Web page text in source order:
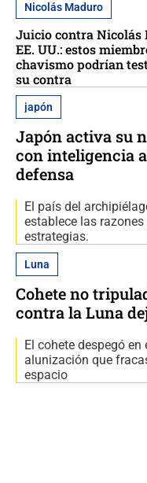
Nicolás Maduro
Juicio contra Nicolás
EE. UU.: estos
chavismo podrían
su contra
japón
Japón activa su
con inteligencia
defensa
El país del
establece las
estrategias.
Luna
Cohete no
contra la Luna
El cohete despegó
alunización que
espacio